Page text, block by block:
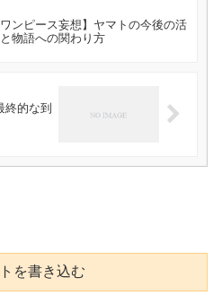
ワンピース妄想】ヤマトの今後の活
物語への関わり方
終的な到
を書き込む